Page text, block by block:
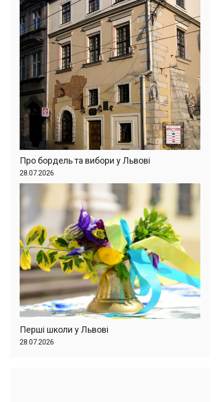
Про бордель та вибори у Львові
28.07.2026
Перші школи у Львові
28.07.2026